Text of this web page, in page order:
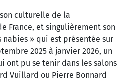
culturelle de la
France, et singulièrement son
» qui est présentée sur
2025 à janvier 2026, un
ont pu se tenir dans les salons
Vuillard ou Pierre Bonnard